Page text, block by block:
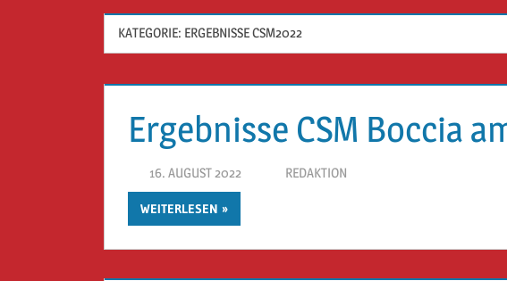
KATEGORIE: ERGEBNISSE CSM2022
Ergebnisse CSM Boccia
16. AUGUST 2022 REDAKTION
WEITERLESEN